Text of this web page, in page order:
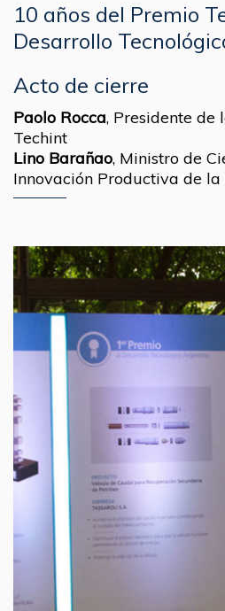
10 años del Premio
Desarrollo
Acto de cierre
Paolo Rocca, Presidente de
Techint
Lino Barañao, Ministro de
Innovación Productiva de la